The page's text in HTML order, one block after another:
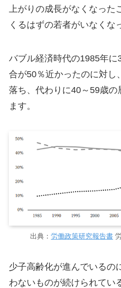
上がりの成長がなくなった
くるはずの若者がいなくな
バブル経済時代の1985年に
合が50％近かったのに対し
落ち、代わりに40～59歳の
ます。
出典： 労働政策研究報告書
少子高齢化が進んでいるの
わないものが続けられてい